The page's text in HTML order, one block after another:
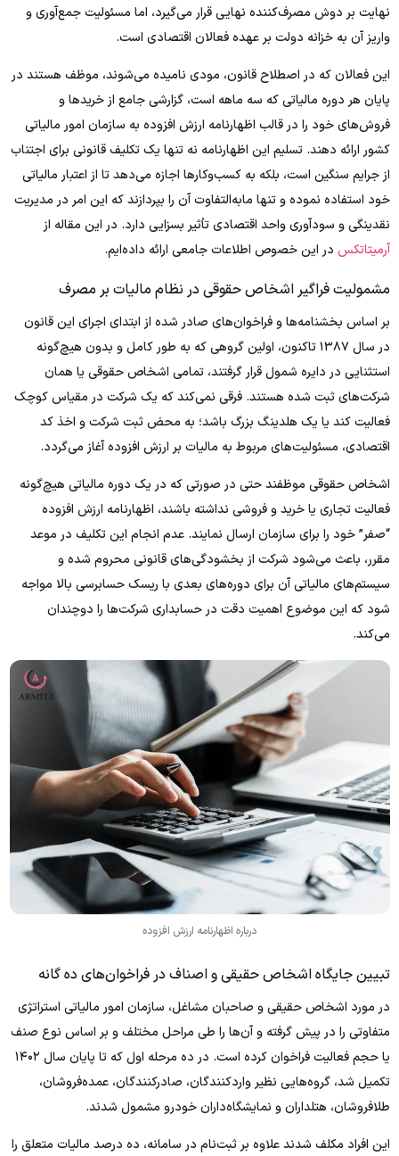
نهایت بر دوش مصرف‌کننده نهایی قرار می‌گیرد، اما مسئولیت جمع‌آوری و
واریز آن به خزانه دولت بر عهده فعالان اقتصادی است.
این فعالان که در اصطلاح قانون، مودی نامیده می‌شوند، موظف هستند در
پایان هر دوره مالیاتی که سه ماهه است، گزارشی جامع از خریدها و
فروش‌های خود را در قالب اظهارنامه ارزش افزوده به سازمان امور مالیاتی
کشور ارائه دهند. تسلیم این اظهارنامه نه تنها یک تکلیف قانونی برای اجتناب
از جرایم سنگین است، بلکه به کسب‌وکارها اجازه می‌دهد تا از اعتبار مالیاتی
خود استفاده نموده و تنها مابه‌التفاوت آن را بپردازند که این امر در مدیریت
نقدینگی و سودآوری واحد اقتصادی تأثیر بسزایی دارد. در این مقاله از
آرمیتاتکس در این خصوص اطلاعات جامعی ارائه داده‌ایم.
مشمولیت فراگیر اشخاص حقوقی در نظام مالیات بر مصرف
بر اساس بخشنامه‌ها و فراخوان‌های صادر شده از ابتدای اجرای این قانون
در سال ۱۳۸۷ تاکنون، اولین گروهی که به طور کامل و بدون هیچ‌گونه
استثنایی در دایره شمول قرار گرفتند، تمامی اشخاص حقوقی یا همان
شرکت‌های ثبت شده هستند. فرقی نمی‌کند که یک شرکت در مقیاس کوچک
فعالیت کند یا یک هلدینگ بزرگ باشد؛ به محض ثبت شرکت و اخذ کد
اقتصادی، مسئولیت‌های مربوط به مالیات بر ارزش افزوده آغاز می‌گردد.
اشخاص حقوقی موظفند حتی در صورتی که در یک دوره مالیاتی هیچ‌گونه
فعالیت تجاری یا خرید و فروشی نداشته باشند، اظهارنامه ارزش افزوده
“صفر” خود را برای سازمان ارسال نمایند. عدم انجام این تکلیف در موعد
مقرر، باعث می‌شود شرکت از بخشودگی‌های قانونی محروم شده و
سیستم‌های مالیاتی آن برای دوره‌های بعدی با ریسک حسابرسی بالا مواجه
شود که این موضوع اهمیت دقت در حسابداری شرکت‌ها را دوچندان
می‌کند.
درباره اظهارنامه ارزش افزوده
تبیین جایگاه اشخاص حقیقی و اصناف در فراخوان‌های ده گانه
در مورد اشخاص حقیقی و صاحبان مشاغل، سازمان امور مالیاتی استراتژی
متفاوتی را در پیش گرفته و آن‌ها را طی مراحل مختلف و بر اساس نوع صنف
یا حجم فعالیت فراخوان کرده است. در ده مرحله اول که تا پایان سال ۱۴۰۲
تکمیل شد، گروه‌هایی نظیر واردکنندگان، صادرکنندگان، عمده‌فروشان،
طلافروشان، هتلداران و نمایشگاه‌داران خودرو مشمول شدند.
این افراد مکلف شدند علاوه بر ثبت‌نام در سامانه، ده درصد مالیات متعلق را